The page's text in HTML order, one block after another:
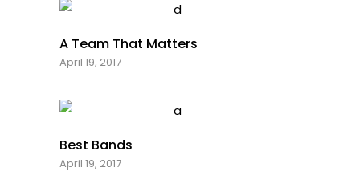
A Team That Matters
April 19, 2017
Best Bands
April 19, 2017